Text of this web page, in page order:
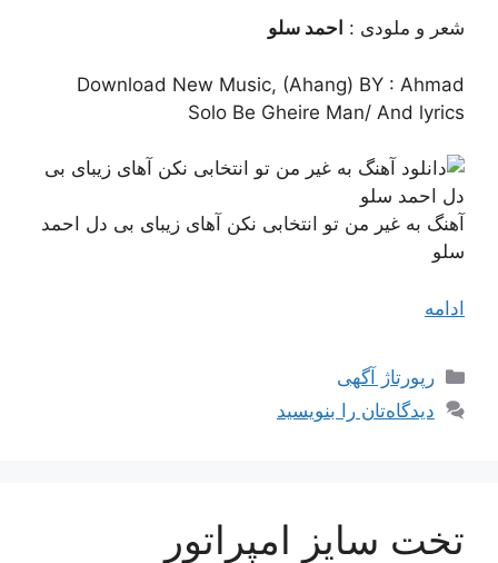
شعر و ملودی : احمد سلو
Download New Music, (Ahang) BY : Ahmad
Solo Be Gheire Man/ And lyrics
آهنگ به غیر من تو انتخابی نکن آهای زیبای بی دل احمد
سلو
ادامه
دسته‌ها
رپورتاژ آگهی
دیدگاه‌تان را بنویسید
تخت سایز امپراتور